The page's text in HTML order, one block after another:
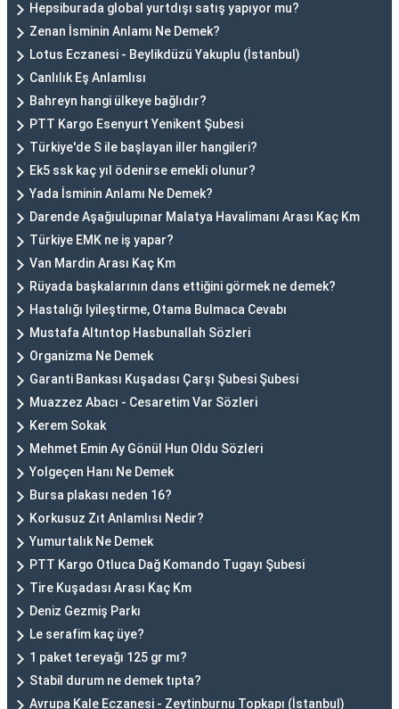
Hepsiburada global yurtdışı satış yapıyor mu?
Zenan İsminin Anlamı Ne Demek?
Lotus Eczanesi - Beylikdüzü Yakuplu (İstanbul)
Canlılık Eş Anlamlısı
Bahreyn hangi ülkeye bağlıdır?
PTT Kargo Esenyurt Yenikent Şubesi
Türkiye'de S ile başlayan iller hangileri?
Ek5 ssk kaç yıl ödenirse emekli olunur?
Yada İsminin Anlamı Ne Demek?
Darende Aşağıulupınar Malatya Havalimanı Arası Kaç Km
Türkiye EMK ne iş yapar?
Van Mardin Arası Kaç Km
Rüyada başkalarının dans ettiğini görmek ne demek?
Hastalığı Iyileştirme, Otama Bulmaca Cevabı
Mustafa Altıntop Hasbunallah Sözleri
Organizma Ne Demek
Garanti Bankası Kuşadası Çarşı Şubesi Şubesi
Muazzez Abacı - Cesaretim Var Sözleri
Kerem Sokak
Mehmet Emin Ay Gönül Hun Oldu Sözleri
Yolgeçen Hanı Ne Demek
Bursa plakası neden 16?
Korkusuz Zıt Anlamlısı Nedir?
Yumurtalık Ne Demek
PTT Kargo Otluca Dağ Komando Tugayı Şubesi
Tire Kuşadası Arası Kaç Km
Deniz Gezmiş Parkı
Le serafim kaç üye?
1 paket tereyağı 125 gr mı?
Stabil durum ne demek tıpta?
Avrupa Kale Eczanesi - Zeytinburnu Topkapı (İstanbul)